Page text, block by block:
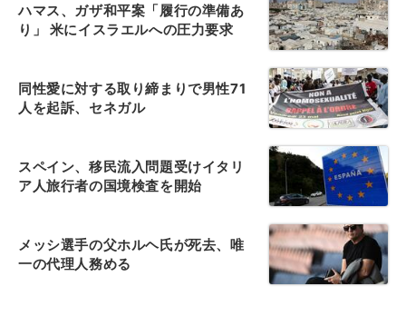
ハマス、ガザ和平案「履行の準備あ
り」 米にイスラエルへの圧力要求
同性愛に対する取り締まりで男性71
人を起訴、セネガル
スペイン、移民流入問題受けイタリ
ア人旅行者の国境検査を開始
メッシ選手の父ホルヘ氏が死去、唯
一の代理人務める